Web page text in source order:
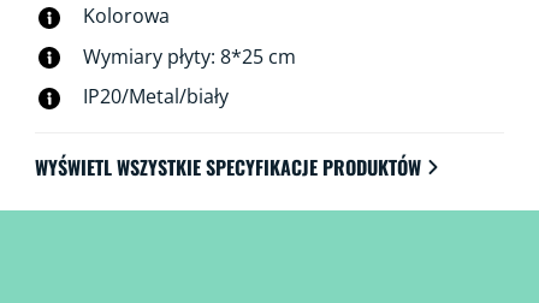
Kolorowa
Wymiary płyty: 8*25 cm
IP20/Metal/biały
WYŚWIETL WSZYSTKIE SPECYFIKACJE PRODUKTÓW